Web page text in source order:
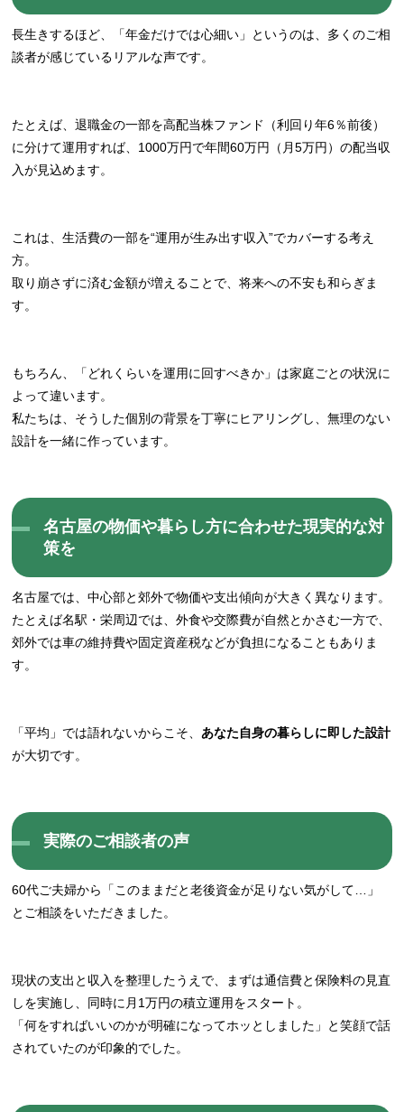
長生きするほど、「年金だけでは心細い」というのは、多くのご相
談者が感じているリアルな声です。
たとえば、退職金の一部を高配当株ファンド（利回り年6％前後）
に分けて運用すれば、1000万円で年間60万円（月5万円）の配当収
入が見込めます。
これは、生活費の一部を“運用が生み出す収入”でカバーする考え
方。
取り崩さずに済む金額が増えることで、将来への不安も和らぎま
す。
もちろん、「どれくらいを運用に回すべきか」は家庭ごとの状況に
よって違います。
私たちは、そうした個別の背景を丁寧にヒアリングし、無理のない
設計を一緒に作っています。
名古屋の物価や暮らし方に合わせた現実的な対
策を
名古屋では、中心部と郊外で物価や支出傾向が大きく異なります。
たとえば名駅・栄周辺では、外食や交際費が自然とかさむ一方で、
郊外では車の維持費や固定資産税などが負担になることもありま
す。
「平均」では語れないからこそ、 あなた自身の暮らしに即した設計
が大切です。
実際のご相談者の声
60代ご夫婦から「このままだと老後資金が足りない気がして…」
とご相談をいただきました。
現状の支出と収入を整理したうえで、まずは通信費と保険料の見直
しを実施し、同時に月1万円の積立運用をスタート。
「何をすればいいのかが明確になってホッとしました」と笑顔で話
されていたのが印象的でした。